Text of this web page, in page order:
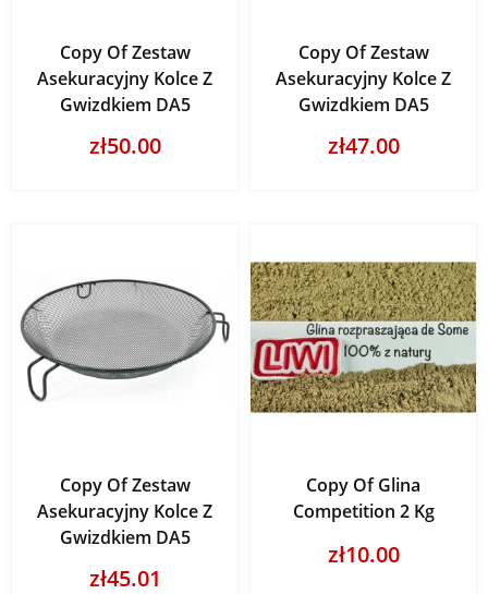
Copy Of Zestaw
Asekuracyjny Kolce Z
Gwizdkiem DA5
zł50.00
Copy Of Zestaw
Asekuracyjny Kolce Z
Gwizdkiem DA5
zł47.00
Copy Of Zestaw
Asekuracyjny Kolce Z
Gwizdkiem DA5
zł45.01
Copy Of Glina
Competition 2 Kg
zł10.00